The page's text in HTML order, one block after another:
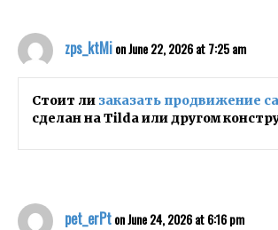
zps_ktMion June 22, 2026 at 7:25 am
Стоит ли заказать продвижение
сделан на Tilda или другом
pet_erPton June 24, 2026 at 6:16 pm